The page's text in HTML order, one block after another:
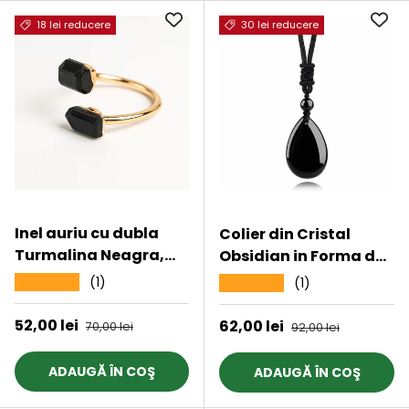
18 lei reducere
Inel auriu cu dubla
Turmalina Neagra,
pentru protectie si
echilibru
(1)
Preț de vânzare
52,00 lei Preț obișnuit
70,00 lei
ADAUGĂ ÎN COŞ
30 lei reducere
Colier din Cristal
Obsidian in Forma de
Lacrima Bijuterie
Manuala cu Snur
Reglabil pentru
(1)
Preț de vânzare
62,00 lei Preț obișnuit
92,00 lei
ADAUGĂ ÎN COŞ